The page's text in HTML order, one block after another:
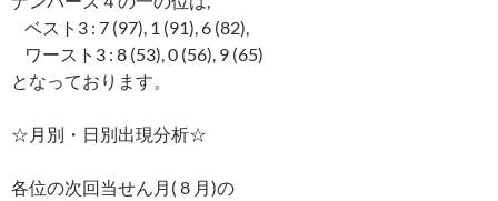
ベスト3 : 7 (97), 1 (91), 6 (82),
ワースト3 : 8 (53), 0 (56), 9 (65)
となっております。
☆月別・日別出現分析☆
各位の次回当せん月( 8 月)の